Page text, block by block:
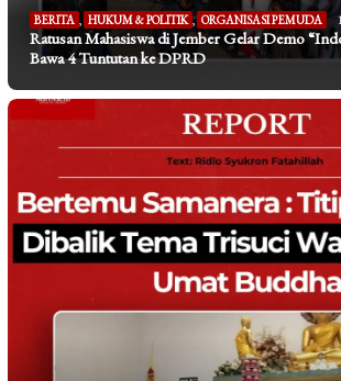
BERITA , HUKUM & POLITIK , ORGANISASI PEMUDA
Ratusan Mahasiswa di Jember Gelar Demo
Bawa 4 Tuntutan ke DPRD